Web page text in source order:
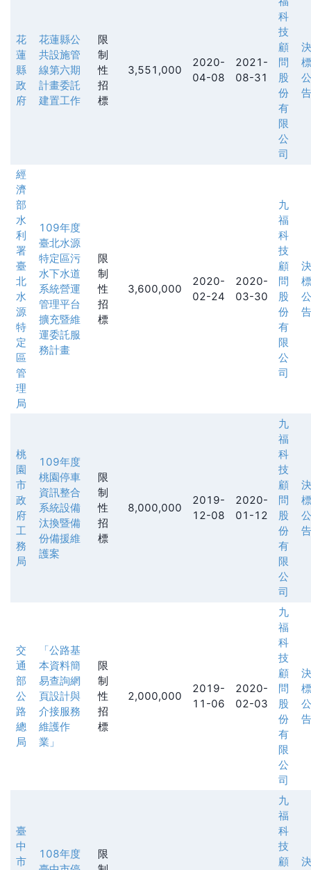
花
蓮
縣
政
府
花蓮縣公
共設施管
線第六期
計畫委託
建置工作
限
制
性
招
標
3,551,000
2020-
04-08
2021-
08-31
科
技
顧
問
股
份
有
限
公
司
決
標
公
告
經
濟
部
水
利
署
臺
北
水
源
特
定
區
管
理
局
109年度
臺北水源
特定區污
水下水道
系統營運
管理平台
擴充暨維
運委託服
務計畫
限
制
性
招
標
3,600,000
2020-
02-24
2020-
03-30
九
福
科
技
顧
問
股
份
有
限
公
司
決
標
公
告
桃
園
市
政
府
工
務
局
109年度
桃園停車
資訊整合
系統設備
汰換暨備
份備援維
護案
限
制
性
招
標
8,000,000
2019-
12-08
2020-
01-12
九
福
科
技
顧
問
股
份
有
限
公
司
決
標
公
告
交
通
部
公
路
總
局
「公路基
本資料簡
易查詢網
頁設計與
介接服務
維護作
業」
限
制
性
招
標
2,000,000
2019-
11-06
2020-
02-03
九
福
科
技
顧
問
股
份
有
限
公
司
決
標
公
告
臺
中
市
108年度
限
九
福
科
技
顧
決